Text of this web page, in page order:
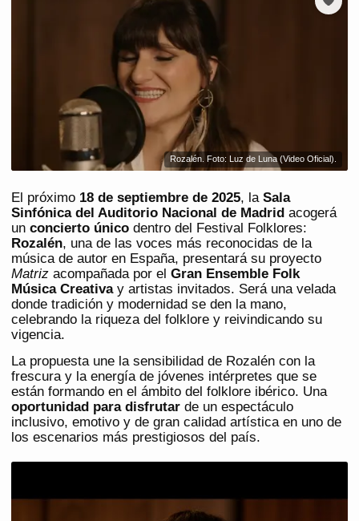
Rozalén. Foto: Luz de Luna (Video Oficial).
El próximo 18 de septiembre de 2025, la Sala
Sinfónica del Auditorio Nacional de Madrid acogerá
un concierto único dentro del Festival Folklores:
Rozalén, una de las voces más reconocidas de la
música de autor en España, presentará su proyecto
Matriz acompañada por el Gran Ensemble Folk
Música Creativay artistas invitados. Será una velada
donde tradición y modernidad se den la mano,
celebrando la riqueza del folklore y reivindicando su
vigencia.
La propuesta une la sensibilidad de Rozalén con la
frescura y la energía de jóvenes intérpretes que se
están formando en el ámbito del folklore ibérico. Una
oportunidad para disfrutar de un espectáculo
inclusivo, emotivo y de gran calidad artística en uno de
los escenarios más prestigiosos del país.